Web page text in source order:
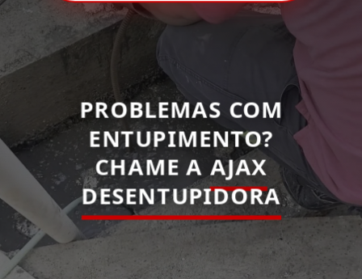
PROBLEMAS COM
ENTUPIMENTO?
CHAME A AJAX
DESENTUPIDORA